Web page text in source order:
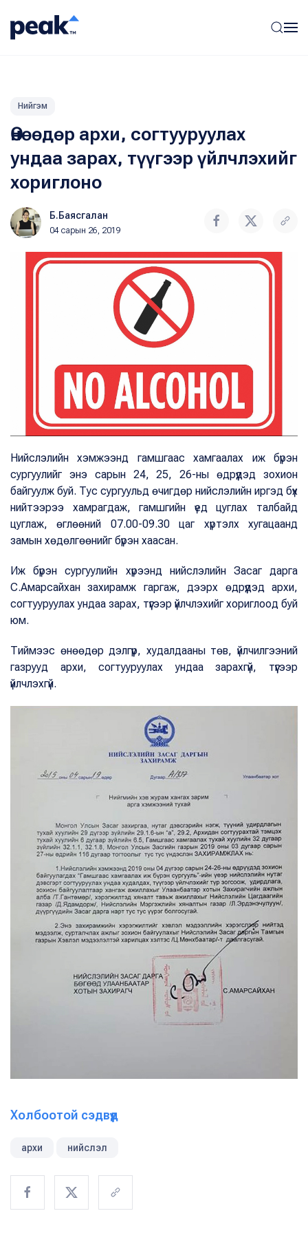
Нийгэм
Өнөөдөр архи, согтууруулах
ундаа зарах, түүгээр үйлчлэхийг
хориглоно
Б.Баясгалан
04 сарын 26, 2019
Нийслэлийн хэмжээнд гамшгаас хамгаалах иж бүрэн
сургуулийг энэ сарын 24, 25, 26-ны өдрүүдэд зохион
байгуулж буй. Тус сургуульд өчигдөр нийслэлийн иргэд бүх
нийтээрээ хамрагдаж, гамшгийн үед цуглах талбайд
цуглаж, өглөөний 07.00-09.30 цаг хүртэлх хугацаанд
замын хөдөлгөөнийг бүрэн хаасан.
Иж бүрэн сургуулийн хүрээнд нийслэлийн Засаг дарга
С.Амарсайхан захирамж гаргаж, дээрх өдрүүдэд архи,
согтууруулах ундаа зарах, түүгээр үйлчлэхийг хориглоод буй
юм.
Тиймээс өнөөдөр дэлгүүр, худалдааны төв, үйлчилгээний
газрууд архи, согтууруулах ундаа зарахгүй, түүгээр
үйлчлэхгүй.
Холбоотой сэдвүүд
архи нийслэл